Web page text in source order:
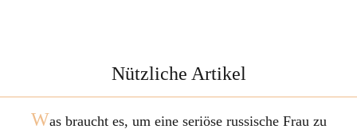
Nützliche Artikel
Was braucht es, um eine seriöse russische Frau zu